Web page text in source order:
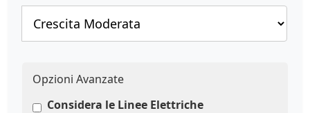
Opzioni Avanzate
Considera le Linee Elettriche